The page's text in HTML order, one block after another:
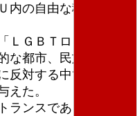
の自由な移動を保
ＧＢＴロビー」に
都市、民族間婚姻
対する中で１９７
えた。
ンスであるという